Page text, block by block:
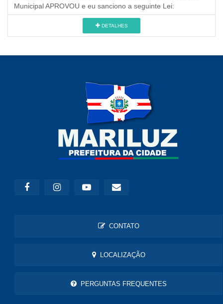
Municipal APROVOU e eu sanciono a seguinte Lei:
DETALHES
CONTATO
LOCALIZAÇÃO
PERGUNTAS FREQUENTES